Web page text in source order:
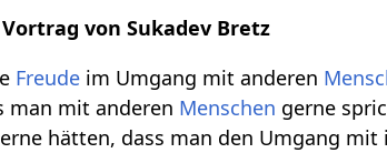
von Sukadev Bretz
Freude im Umgang mit anderen
man mit anderen Menschen gerne
hätten, dass man den Umgang mit